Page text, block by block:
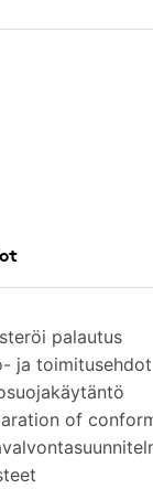
palautus
ja toimitusehdot
of